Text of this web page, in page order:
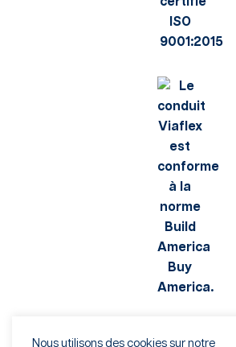
Nous utilisons des cookies sur notre